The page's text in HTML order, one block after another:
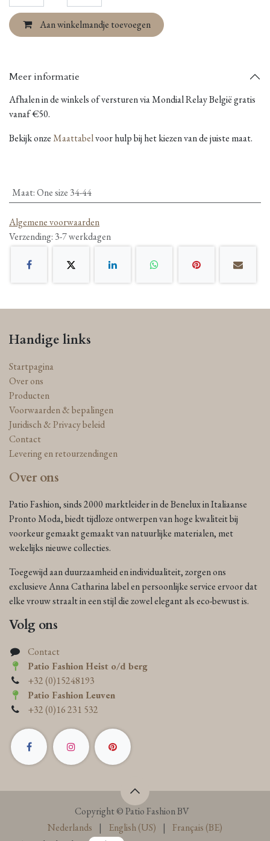
Aan winkelmandje toevoegen
Meer informatie
Afhalen in de winkels of versturen via Mondial Relay België gratis
vanaf €50.
Bekijk onzeMaattabelvoor hulp bij het kiezen van de juiste maat.
Maat:One size 34-44
Algemene voorwaarden
Verzending: 3-7 werkdagen
Handige links
Startpagina
Over ons
Producten
Voorwaarden & bepalingen
Juridisch & Privacy beleid
Contact
Levering en retourzendingen
Over ons
Patio Fashion, sinds 2000 marktleider in de Benelux in Italiaanse
Pronto Moda, biedt tijdloze ontwerpen van hoge kwaliteit bij
voorkeur gemaakt gemaakt van natuurlijke materialen, met
wekelijks nieuwe collecties.
Toegewijd aan duurzaamheid en individualiteit, zorgen ons
exclusieve Anna Catharina label en persoonlijke service ervoor dat
elke vrouw straalt in een stijl die zowel elegant als eco-bewust is.
Volg ons
Contact
Patio Fashion Heist o/d berg
+32 (0)15248193
Patio Fashion Leuven
+32 (0)16 231 532
Copyright © Patio Fashion BV
Nederlands
| English (US) |
Français (BE)